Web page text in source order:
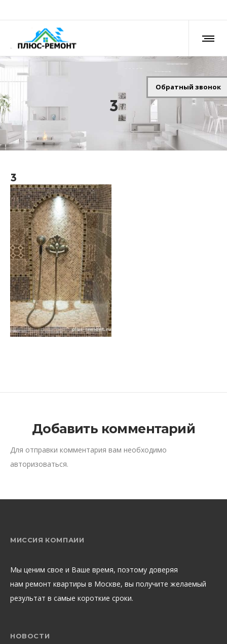
3
3
Добавить комментарий
Для отправки комментария вам необходимо
авторизоваться.
МИССИЯ КОМПАИИ
Мы ценим свое и Ваше время, поэтому доверяя
нам ремонт квартиры в Москве, вы получите желаемый
результат в самые короткие сроки.
НОВОСТИ
Обратный звонок